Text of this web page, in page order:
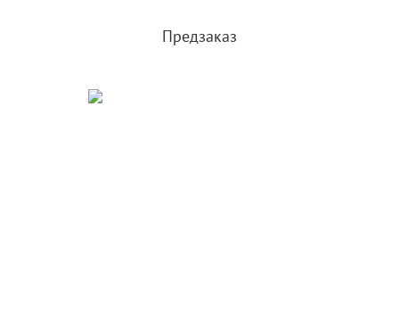
Предзаказ